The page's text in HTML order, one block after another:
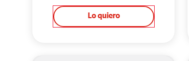
Lo quiero